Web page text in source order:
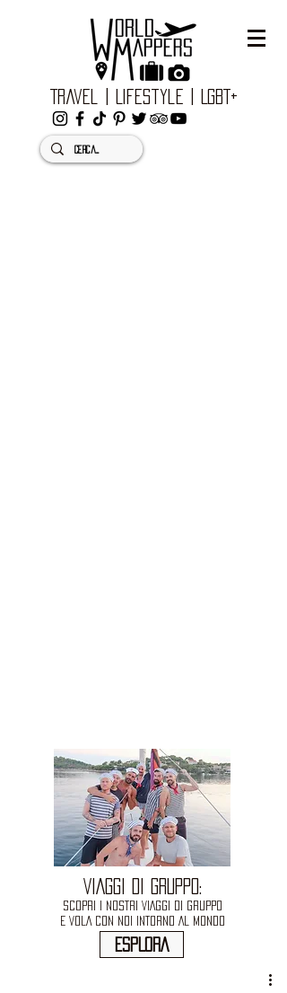
Travel | Lifestyle | LGBT+
VIAGGI DI GRUPPO:
SCOPRI I NOSTRI VIAGGI DI GRUPPO
E VOLA CON NOI INTORNO AL MONDO
ESPLORA